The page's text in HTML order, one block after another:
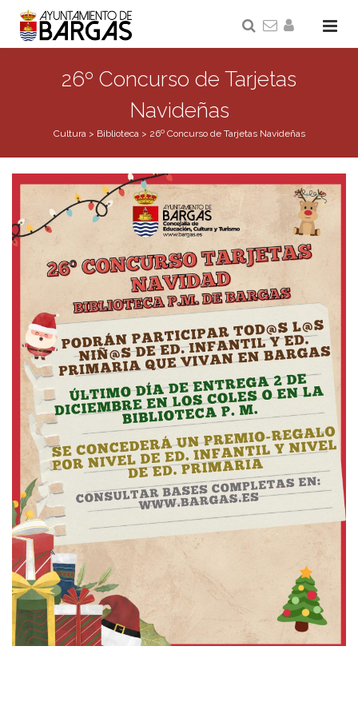
26º Concurso de Tarjetas
Navideñas
Cultura> Biblioteca> 26º Concurso de Tarjetas Navideñas